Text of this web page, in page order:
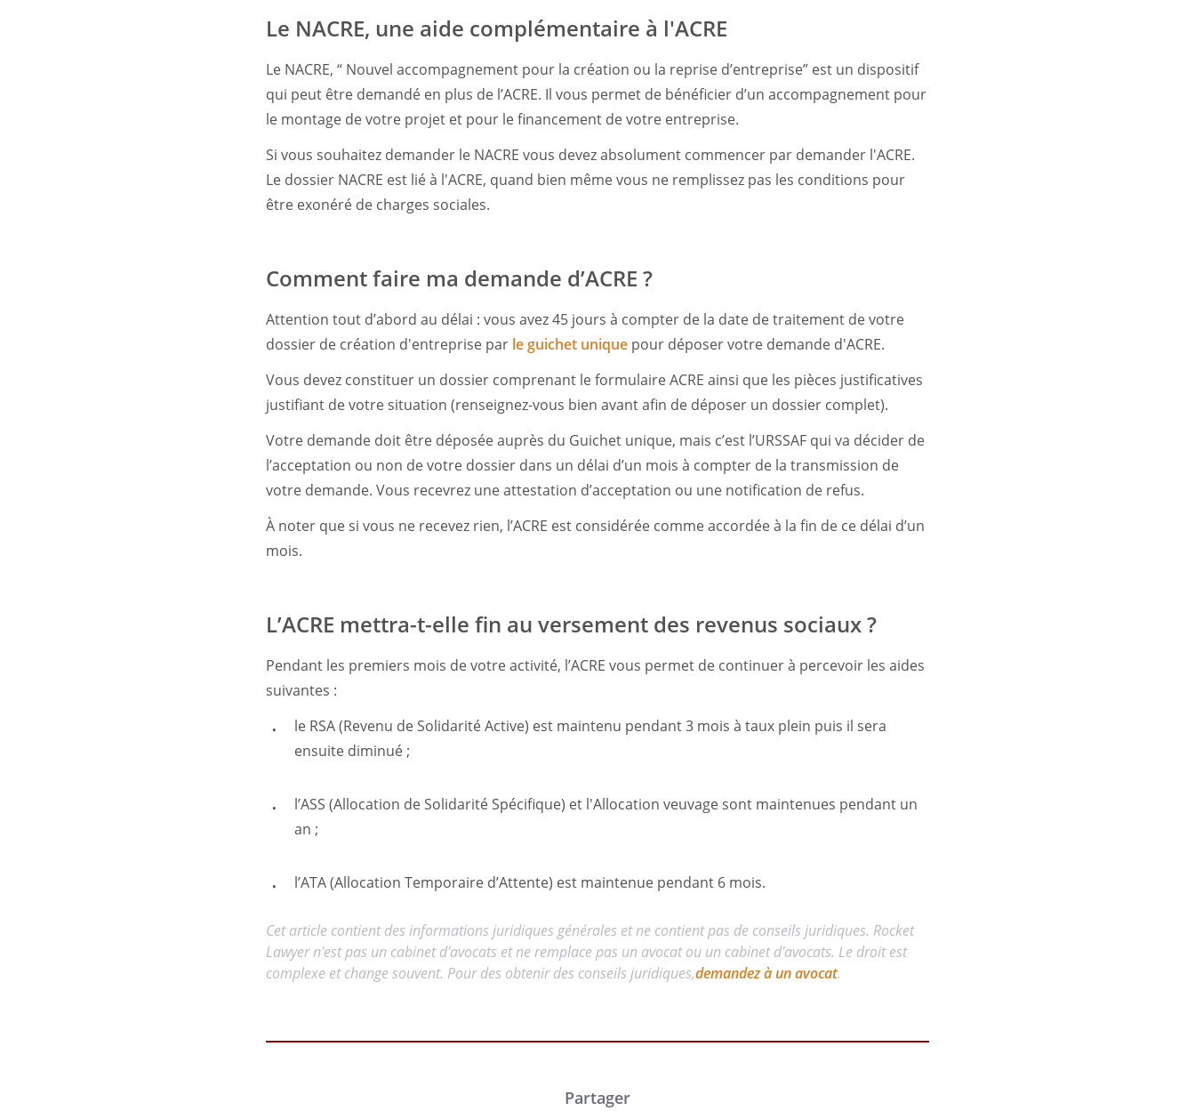
Le NACRE, une aide complémentaire à l'ACRE
Le NACRE, “ Nouvel accompagnement pour la création ou la reprise d’entreprise” est un dispositif
qui peut être demandé en plus de l’ACRE. Il vous permet de bénéficier d’un accompagnement pour
le montage de votre projet et pour le financement de votre entreprise.
Si vous souhaitez demander le NACRE vous devez absolument commencer par demander l'ACRE.
Le dossier NACRE est lié à l'ACRE, quand bien même vous ne remplissez pas les conditions pour
être exonéré de charges sociales.
Comment faire ma demande d’ACRE ?
Attention tout d’abord au délai : vous avez 45 jours à compter de la date de traitement de votre
dossier de création d'entreprise par le guichet unique pour déposer votre demande d'ACRE.
Vous devez constituer un dossier comprenant le formulaire ACRE ainsi que les pièces justificatives
justifiant de votre situation (renseignez-vous bien avant afin de déposer un dossier complet).
Votre demande doit être déposée auprès du Guichet unique, mais c’est l’URSSAF qui va décider de
l’acceptation ou non de votre dossier dans un délai d’un mois à compter de la transmission de
votre demande. Vous recevrez une attestation d’acceptation ou une notification de refus.
À noter que si vous ne recevez rien, l’ACRE est considérée comme accordée à la fin de ce délai d’un
mois.
L’ACRE mettra-t-elle fin au versement des revenus sociaux ?
Pendant les premiers mois de votre activité, l’ACRE vous permet de continuer à percevoir les aides
suivantes :
le RSA (Revenu de Solidarité Active) est maintenu pendant 3 mois à taux plein puis il sera
ensuite diminué ;
l’ASS (Allocation de Solidarité Spécifique) et l'Allocation veuvage sont maintenues pendant un
an ;
l’ATA (Allocation Temporaire d’Attente) est maintenue pendant 6 mois.
Cet article contient des informations juridiques générales et ne contient pas de conseils juridiques. Rocket
Lawyer n'est pas un cabinet d'avocats et ne remplace pas un avocat ou un cabinet d'avocats. Le droit est
complexe et change souvent. Pour des obtenir des conseils juridiques,demandez à un avocat.
Partager